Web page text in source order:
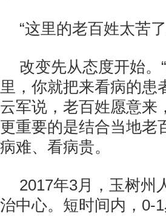
“这里的老百姓太苦
改变先从态度开始
里，你就把来看病的患
云军说，老百姓愿意来
更重要的是结合当地老
病难、看病贵。
2017年3月，玉树州
治中心。短时间内，0-